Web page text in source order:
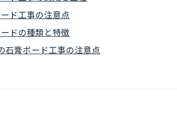
ド工事の注意点
ドの種類と特徴
石膏ボード工事の注意点